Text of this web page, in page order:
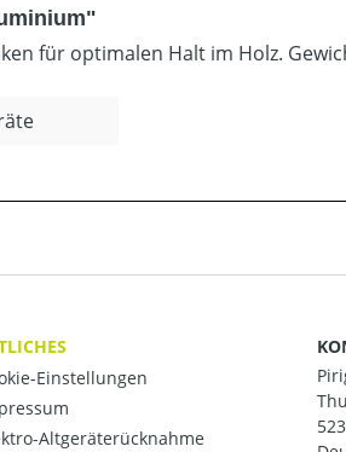
für optimalen Halt im Holz.
Einstellungen
Altgeräterücknahme